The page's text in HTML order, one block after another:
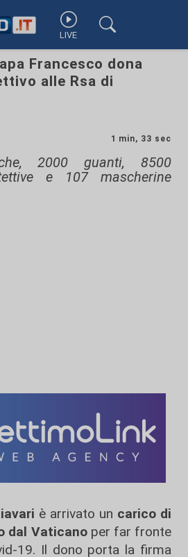
LIVE
Francesco dona
alle Rsa di
1 min, 33 sec
2000 guanti, 8500
e 107 mascherine
è arrivato un carico di
dal Vaticanoper far fronte
19. Il dono porta la firma